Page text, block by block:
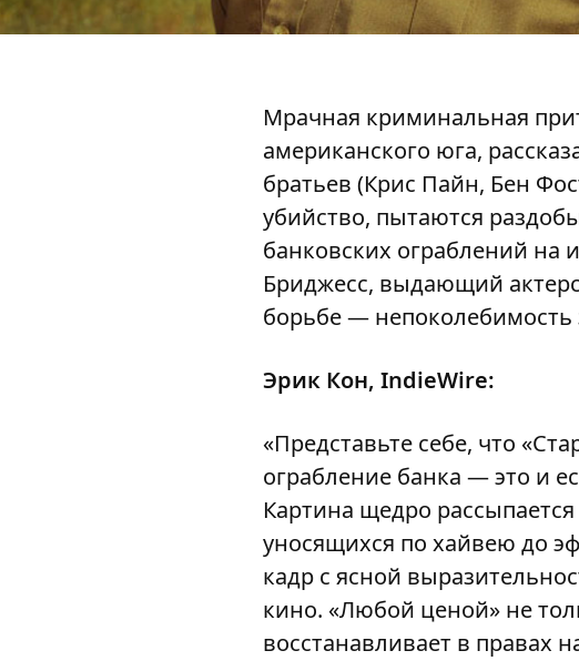
Мрачная криминальная
американского юга,
братьев (Крис Пайн, Бен
убийство, пытаются
банковских ограблений на
Бриджесс, выдающий
борьбе — непоколебимость
Эрик Кон, IndieWire:
«Представьте себе, что
ограбление банка — это и
Картина щедро
уносящихся по хайвею до
кадр с ясной
кино. «Любой ценой» не
восстанавливает в правах